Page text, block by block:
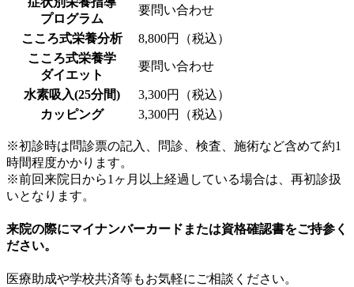
プログラム
要問い合わせ
こころ式栄養分析
8,800円（税込）
こころ式栄養学
ダイエット
要問い合わせ
水素吸入(25分間)
3,300円（税込）
カッピング
3,300円（税込）
※初診時は問診票の記入、問診、検査、施術など含めて約1
時間程度かかります。
※前回来院日から1ヶ月以上経過している場合は、再初診扱
いとなります。
来院の際にマイナンバーカードまたは資格確認書をご持参く
ださい。
医療助成や学校共済等もお気軽にご相談ください。